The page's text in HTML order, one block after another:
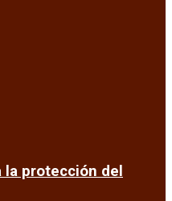
protección del